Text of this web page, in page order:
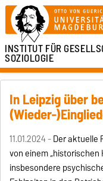
INSTITUT FÜR
SOZIOLOGIE
In Leipzig über
(Wieder-
11.01.2024 -Der aktuelle
von einem
insbesondere